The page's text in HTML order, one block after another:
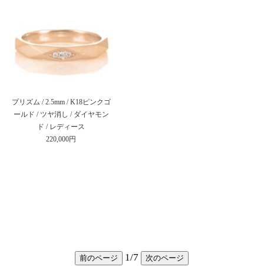
プリズム / 2.5mm / K18ピンクゴ
ールド / ツヤ消し / ダイヤモン
ド / レディース
220,000円
前のページ 1/7 次のページ